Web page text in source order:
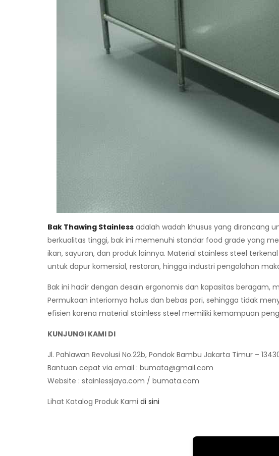
Bak Thawing Stainless adalah wadah khusus yang dirancang
berkualitas tinggi, bak ini memenuhi standar food grade yang
ikan, sayuran, dan produk lainnya. Material stainless steel
untuk dapur komersial, restoran, hingga industri pengolahan
Bak ini hadir dengan desain ergonomis dan kapasitas
Permukaan interiornya halus dan bebas pori, sehingga tidak
efisien karena material stainless steel memiliki kemampuan
KUNJUNGI KAMI DI
Jl. Pahlawan Revolusi No.22b, Pondok Bambu Jakarta Timur –
Bantuan cepat via email : bumata@gmail.com
Website : stainlessjaya.com / bumata.com
Lihat Katalog Produk Kami di sini